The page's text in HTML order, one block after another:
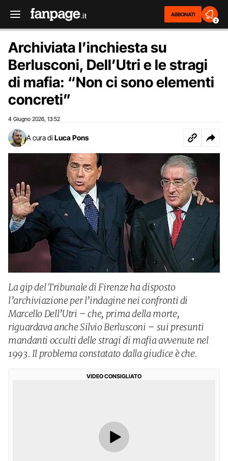
ABBONATI
2
Archiviata l’inchiesta su
Berlusconi, Dell’Utri e le stragi
di mafia: “Non ci sono elementi
concreti”
4 Giugno 2026 13:52
A cura di Luca Pons
La gip del Tribunale di Firenze ha disposto
l’archiviazione per l’indagine nei confronti di
Marcello Dell’Utri – che, prima della morte,
riguardava anche Silvio Berlusconi – sui presunti
mandanti occulti delle stragi di mafia avvenute nel
1993. Il problema constatato dalla giudice è che.
VIDEO CONSIGLIATO